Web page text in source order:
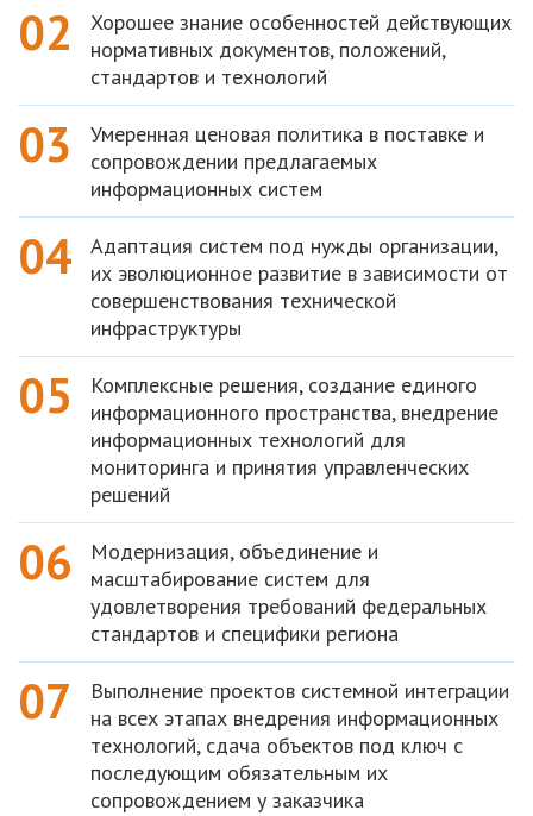
02
Хорошее знание особенностей действующих
нормативных документов, положений,
стандартов и технологий
03
Умеренная ценовая политика в поставке и
сопровождении предлагаемых
информационных систем
04
Адаптация систем под нужды организации,
их эволюционное развитие в зависимости от
совершенствования технической
инфраструктуры
05
Комплексные решения, создание единого
информационного пространства, внедрение
информационных технологий для
мониторинга и принятия управленческих
решений
06
Модернизация, объединение и
масштабирование систем для
удовлетворения требований федеральных
стандартов и специфики региона
07
Выполнение проектов системной интеграции
на всех этапах внедрения информационных
технологий, сдача объектов под ключ с
последующим обязательным их
сопровождением у заказчика